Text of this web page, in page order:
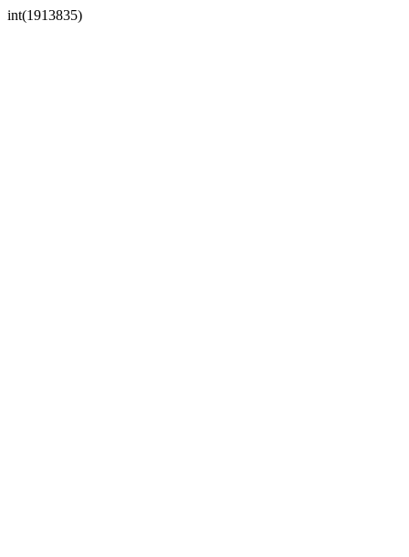
int(1913835)